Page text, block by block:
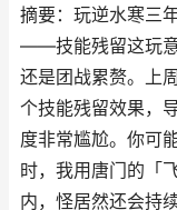
摘要：玩逆水寒三
——技能残留这玩意
还是团战累赘。上
个技能残留效果，
度非常尴尬。你可
时，我用唐门的「
内，怪居然还会持